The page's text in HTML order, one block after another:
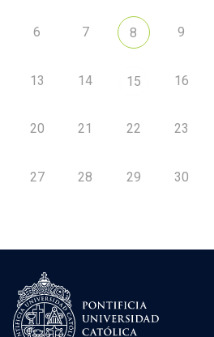
6 7 8 9
13 14 15 16
20 21 22 23
27 28 29 30